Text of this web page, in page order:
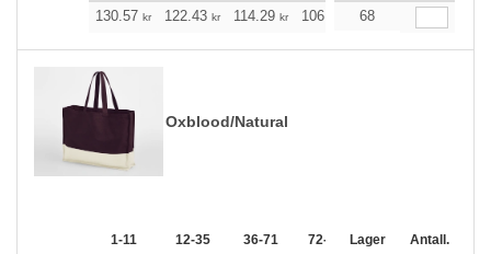
130.57 kr 122.43 kr 114.29 kr 106.15 98.01
68
Oxblood/Natural
1-11 12-35 36-71 72-143 144-287 288 +
Lager Antall.